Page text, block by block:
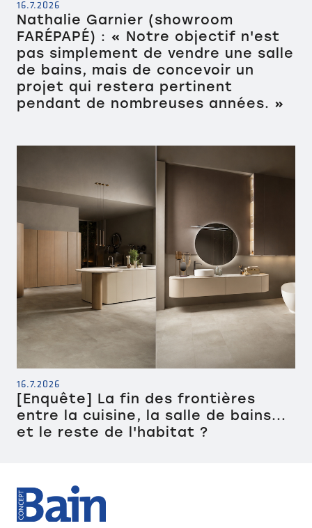
16.7.2026
Nathalie Garnier (showroom
FARÉPAPÉ) : « Notre objectif n'est
pas simplement de vendre une salle
de bains, mais de concevoir un
projet qui restera pertinent
pendant de nombreuses années. »
16.7.2026
[Enquête] La fin des frontières
entre la cuisine, la salle de bains...
et le reste de l'habitat ?